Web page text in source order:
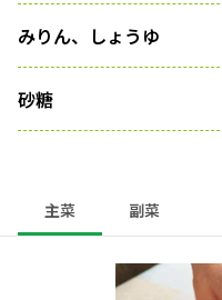
みりん、しょうゆ
砂糖
主菜 副菜